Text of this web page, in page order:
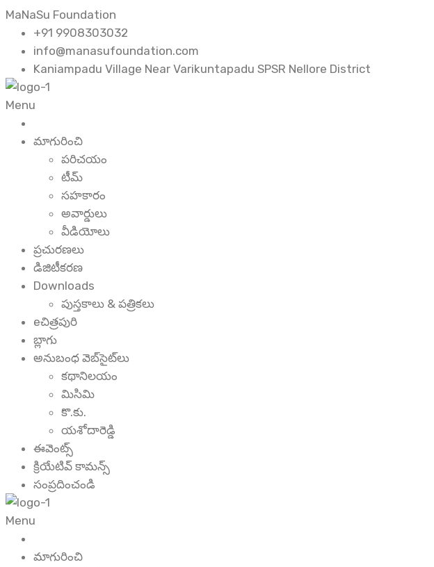
MaNaSu Foundation
+91 9908303032
info@manasufoundation.com
Kaniampadu Village Near Varikuntapadu SPSR Nellore District
Menu
మాగురించి
పరిచయం
టీమ్
సహకారం
అవార్డులు
వీడియోలు
ప్రచురణలు
డిజిటీకరణ
Downloads
పుస్తకాలు & పత్రికలు
eచిత్రపురి
బ్లాగు
అనుబంధ వెబ్‌సైట్‌లు
కథానిలయం
మిసిమి
కొ.కు.
యశోదారెడ్డి
ఈవెంట్స్
క్రియేటివ్ కామన్స్
సంప్రదించండి
Menu
మాగురించి